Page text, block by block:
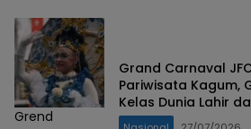
Grend
Grand Carnaval
Pariwisata Kagum,
Kelas Dunia Lahir